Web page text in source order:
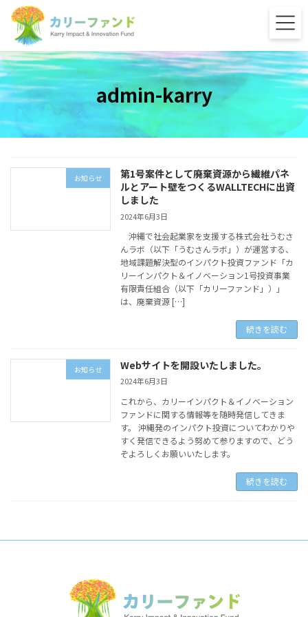
ン
ツ
へ
ス
キ
ー
シ
ョ
ン
に
admin-karry
お知らせ
第1号案件として廃棄資源から繊維パネ
ルとアート壁をつくるWALLTECHに出資
しました
2024年6月3日
沖縄で社会起業家を支援する株式会社うむさ
んラボ（以下「うむさんラボ」）が運営する、
地域課題解決型のインパクト投資ファンド「カ
リーインパクト＆イノベーション1号投資事業
有限責任組合（以下「カリーファンド」）」
は、廃棄資源 […]
続きを読む
お知らせ Webサイトを開設いたしました。
2024年6月3日
これから、カリーインパクト＆イノベーション
ファンドに関する情報等を随時発信してきま
す。 沖縄発のインパクト投資についてわかりや
すく発信できるよう努めて参りますので、どう
ぞよろしくお願いいたします。
続きを読む